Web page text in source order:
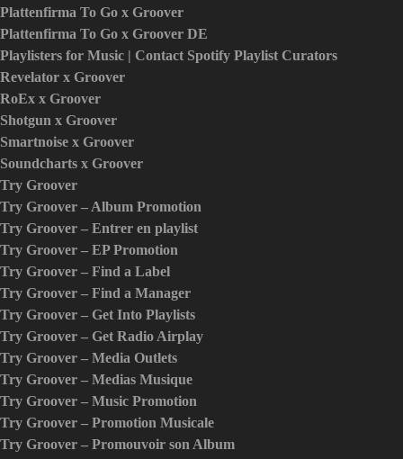
Plattenfirma To Go x Groover
Plattenfirma To Go x Groover DE
Playlisters for Music | Contact Spotify Playlist Curators
Revelator x Groover
RoEx x Groover
Shotgun x Groover
Smartnoise x Groover
Soundcharts x Groover
Try Groover
Try Groover – Album Promotion
Try Groover – Entrer en playlist
Try Groover – EP Promotion
Try Groover – Find a Label
Try Groover – Find a Manager
Try Groover – Get Into Playlists
Try Groover – Get Radio Airplay
Try Groover – Media Outlets
Try Groover – Medias Musique
Try Groover – Music Promotion
Try Groover – Promotion Musicale
Try Groover – Promouvoir son Album